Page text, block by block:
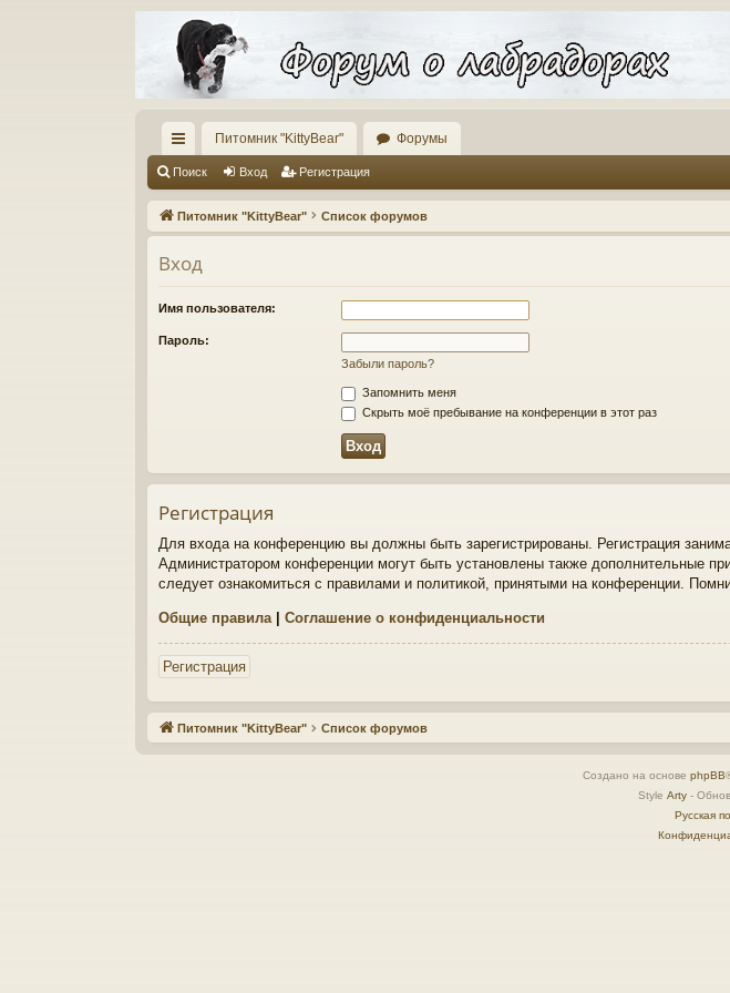
с
ы
лк
и
Питомник "KittyBear" Форумы
Поиск Вход Регистрация
Питомник "KittyBear" Список форумов
Вход
Имя пользователя:
Пароль:
Забыли пароль?
Запомнить меня
Скрыть моё пребывание на конференции в этот раз
Регистрация
Для входа на конференцию вы должны быть зарегистрированы. Регистрация
Администратором конференции могут быть установлены также дополнительные
следует ознакомиться с правилами и политикой, принятыми на конференции.
Общие правила| Соглашение о конфиденциальности
Регистрация
Питомник "KittyBear" Список форумов
Создано на основе phpBB
Style Arty -
Русская